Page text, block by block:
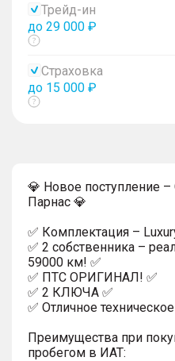
Трейд-ин
до 29 000 ₽
Показать
Страховка
до 15 000 ₽
Показать
💎 Новое поступление
Парнас 💎
✅ Комплектация –
✅ 2 собственника –
59000 км! ✅
✅ ПТС ОРИГИНАЛ! ✅
✅ 2 КЛЮЧА ✅
✅ Отличное
Преимущества при
пробегом в ИАТ: